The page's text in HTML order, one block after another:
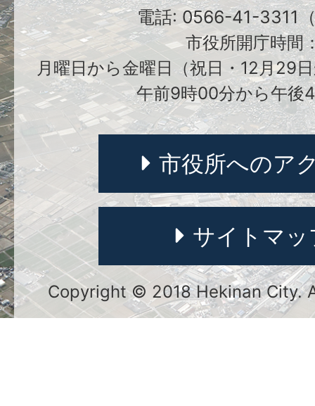
電話: 0566-41-3311
市役所開庁時間
月曜日から金曜日（祝日・12月29
午前9時00分から午後
市役所へのア
サイトマッ
Copyright © 2018 Hekinan City.